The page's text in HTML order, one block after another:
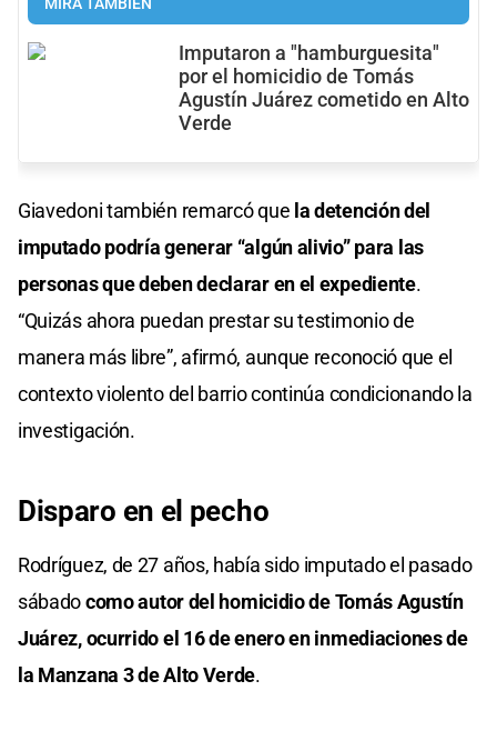
MIRÁ TAMBIÉN
Imputaron a "hamburguesita"
por el homicidio de Tomás
Agustín Juárez cometido en Alto
Verde
Giavedoni también remarcó que la detención del
imputado podría generar “algún alivio” para las
personas que deben declarar en el expediente.
“Quizás ahora puedan prestar su testimonio de
manera más libre”, afirmó, aunque reconoció que el
contexto violento del barrio continúa condicionando la
investigación.
Disparo en el pecho
Rodríguez, de 27 años, había sido imputado el pasado
sábadocomo autor del homicidio de Tomás Agustín
Juárez, ocurrido el 16 de enero en inmediaciones de
la Manzana 3 de Alto Verde.